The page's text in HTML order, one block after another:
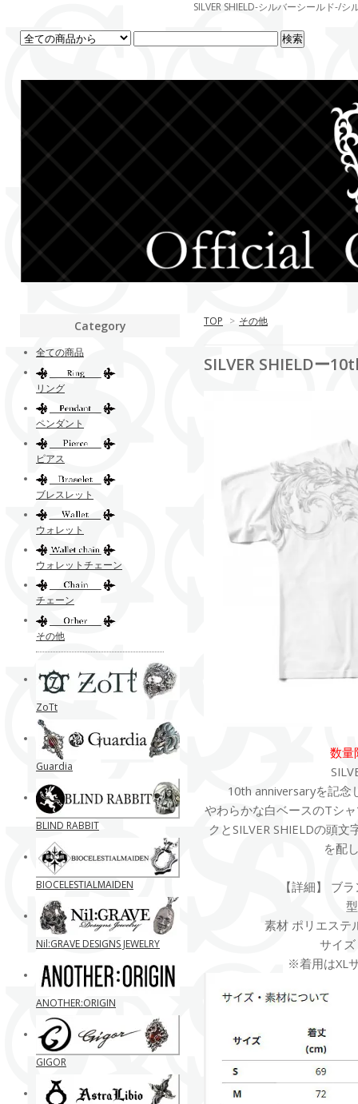
SILVER SHIELD-シルバーシールド-/
TOP > その他
SILVER SHIELDー
数量
10th anniversaryを記
やわらかな白ベースのTシ
クとSILVER SHIELDの頭
を配
【詳細】 ブ
素材 ポリエステ
サイズ
※着用はXL
Category
全ての商品
リング
ペンダント
ピアス
ブレスレット
ウォレット
ウォレットチェーン
チェーン
その他
ZoTt
Guardia
BLIND RABBIT
BIOCELESTIALMAIDEN
Nil:GRAVE DESIGNS JEWELRY
ANOTHER:ORIGIN
GIGOR